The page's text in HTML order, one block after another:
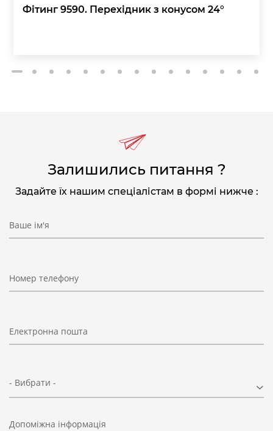
Фітинг 9590. Перехідник з конусом 24°
2 3 4 5 6 7 8 9 10 11 12 13 14 15
Залишились питання ?
Задайте їх нашим спеціалістам в формі нижче :
Ваше ім'я
Номер телефону
Електронна пошта
- Вибрати -
Допоміжна інформація